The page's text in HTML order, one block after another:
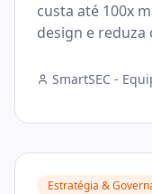
custa até 100x
design e reduza
SmartSEC -
Estratégia &